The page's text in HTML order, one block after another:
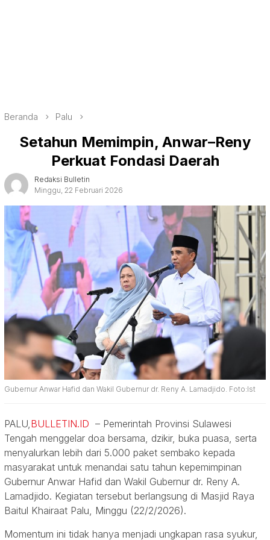
Beranda Palu
Setahun Memimpin, Anwar–Reny
Perkuat Fondasi Daerah
Redaksi Bulletin
Minggu, 22 Februari 2026
Gubernur Anwar Hafid dan Wakil Gubernur dr. Reny A. Lamadjido. Foto:Ist
PALU,BULLETIN.ID – Pemerintah Provinsi Sulawesi
Tengah menggelar doa bersama, dzikir, buka puasa, serta
menyalurkan lebih dari 5.000 paket sembako kepada
masyarakat untuk menandai satu tahun kepemimpinan
Gubernur Anwar Hafid dan Wakil Gubernur dr. Reny A.
Lamadjido. Kegiatan tersebut berlangsung di Masjid Raya
Baitul Khairaat Palu, Minggu (22/2/2026).
Momentum ini tidak hanya menjadi ungkapan rasa syukur,